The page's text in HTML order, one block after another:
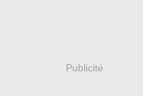
Publicité